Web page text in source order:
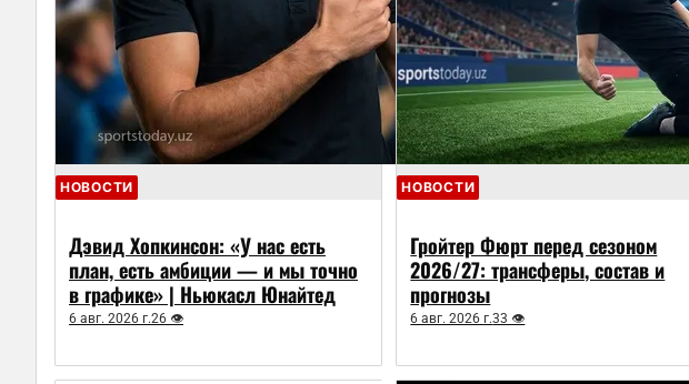
НОВОСТИ
Дэвид Хопкинсон: «У нас есть
план, есть амбиции — и мы точно
в графике» | Ньюкасл Юнайтед
6 авг. 2026 г.26 👁
НОВОСТИ
Гройтер Фюрт перед сезоном
2026/27: трансферы, состав и
прогнозы
6 авг. 2026 г.33 👁